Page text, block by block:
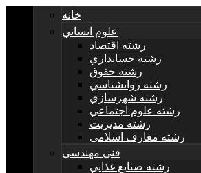
خانه
علوم انساني
رشته اقتصاد
رشته حسابداري
رشته حقوق
رشته روانشناسي
رشته شهرسازي
رشته علوم اجتماعي
رشته مديريت
رشته معارف اسلامی
فنی مهندسی
رشته صنايع غذايي